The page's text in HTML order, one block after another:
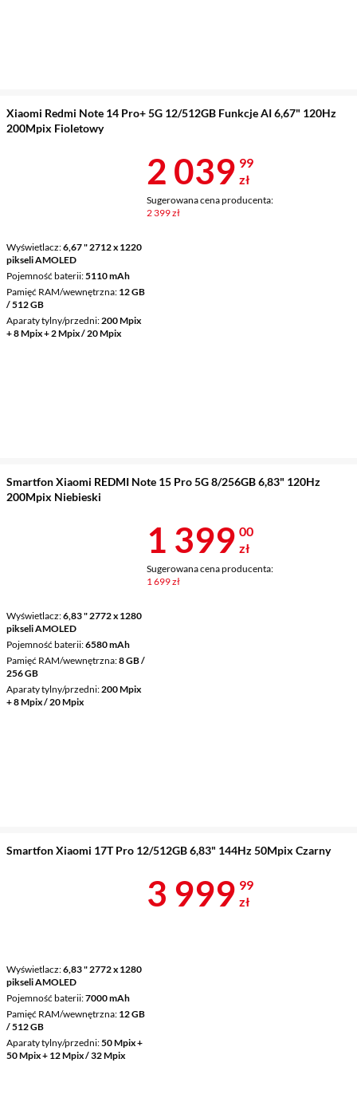
Xiaomi Redmi Note 14 Pro+ 5G 12/512GB Funkcje AI 6,67" 120Hz
200Mpix Fioletowy
Wyświetlacz 6,67 " 2712 x 1220
pikseli AMOLED
Pojemność baterii 5110 mAh
Pamięć RAM/wewnętrzna 12 GB
/ 512 GB
Aparaty tylny/przedni 200 Mpix
+ 8 Mpix + 2 Mpix / 20 Mpix
Cena 2
2 039 99
zł
Sugerowana cena producenta:
2 399 zł
Smartfon Xiaomi REDMI Note 15 Pro 5G 8/256GB 6,83" 120Hz
200Mpix Niebieski
Wyświetlacz 6,83 " 2772 x 1280
pikseli AMOLED
Pojemność baterii 6580 mAh
Pamięć RAM/wewnętrzna 8 GB /
256 GB
Aparaty tylny/przedni 200 Mpix
+ 8 Mpix / 20 Mpix
Cena 1 399 zł
1 399 00
zł
Sugerowana cena producenta:
1 699 zł
Smartfon Xiaomi 17T Pro 12/512GB 6,83" 144Hz 50Mpix Czarny
Wyświetlacz 6,83 " 2772 x 1280
pikseli AMOLED
Pojemność baterii 7000 mAh
Pamięć RAM/wewnętrzna 12 GB
/ 512 GB
Aparaty tylny/przedni 50 Mpix +
50 Mpix + 12 Mpix / 32 Mpix
Cena 3
3 999 99
zł